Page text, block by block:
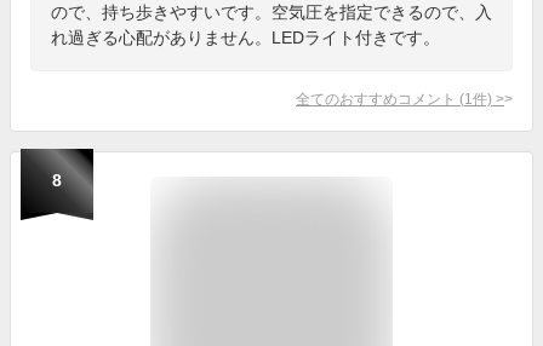
ので、持ち歩きやすいです。空気圧を指定できるので、入
れ過ぎる心配がありません。LEDライト付きです。
全てのおすすめコメント (1 件) >
8